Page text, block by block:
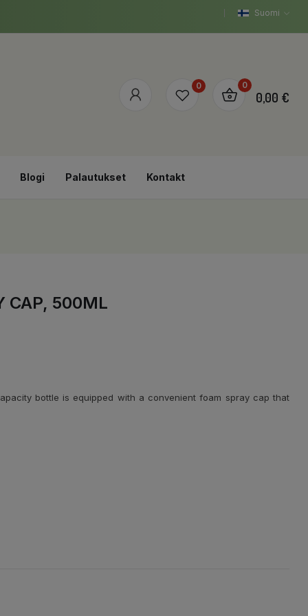
Suomi
0 0
0,00 €
Blogi Palautukset Kontakt
CAP, 500ML
bottle is equipped with a convenient foam spray cap that